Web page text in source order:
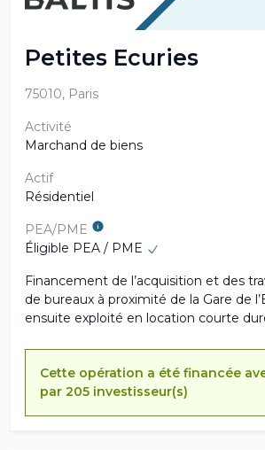
Petites Ecuries
75010, Paris
Activité
Marchand de biens
Actif
Résidentiel
PEA/PME
Éligible PEA / PME
Financement de l’acquisition et des
de bureaux à proximité de la Gare de
ensuite exploité en location courte
Cette opération a été financée
par 205 investisseur(s)